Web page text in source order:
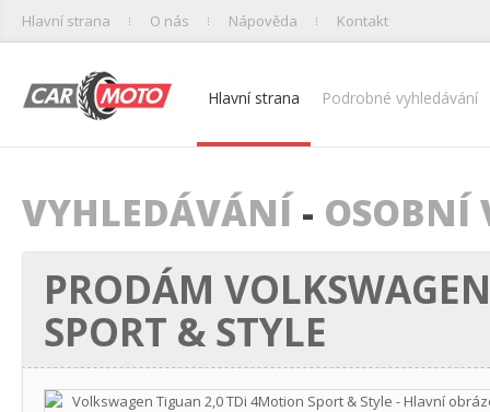
Hlavní strana O nás Nápověda Kontakt
Hlavní strana Podrobné vyhledávání
VYHLEDÁVÁNÍ - OSOBNÍ
PRODÁM
SPORT & STYLE